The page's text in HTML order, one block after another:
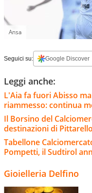
Ansa
Seguici su: Google Discover
Leggi anche:
L'Aia fa fuori Abisso
riammesso: continua
Il Borsino del
destinazioni di
Tabellone
Pompetti, il Sudtirol
Gioielleria Delfino